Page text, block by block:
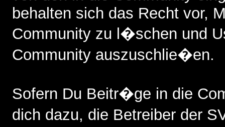
behalten sich das Recht vor,
Community zu l�schen und
Community auszuschlie�en.
Sofern Du Beitr�ge in die
dich dazu, die Betreiber der